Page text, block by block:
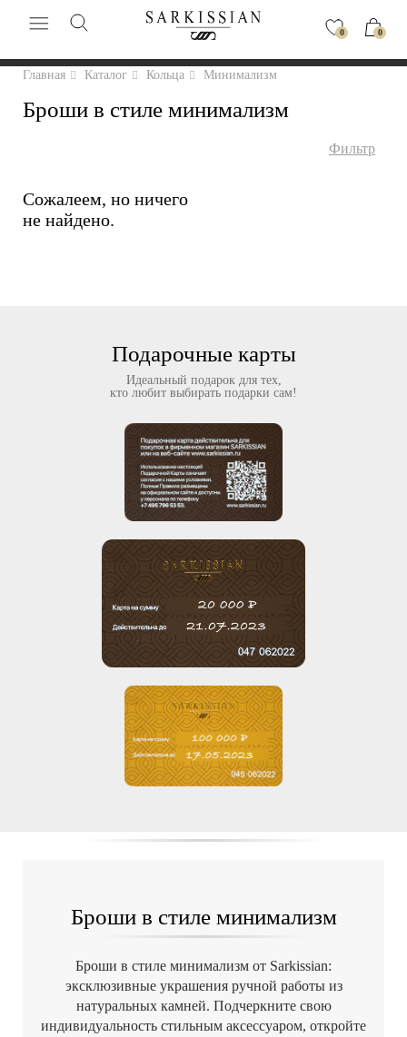
0 0
Главная Каталог Кольца Минимализм
Броши в стиле минимализм
Фильтр
Сожалеем, но ничего
не найдено.
Подарочные карты
Идеальный подарок для тех,
кто любит выбирать подарки сам!
Броши в стиле минимализм
Броши в стиле минимализм от Sarkissian:
эксклюзивные украшения ручной работы из
натуральных камней. Подчеркните свою
индивидуальность стильным аксессуаром, откройте